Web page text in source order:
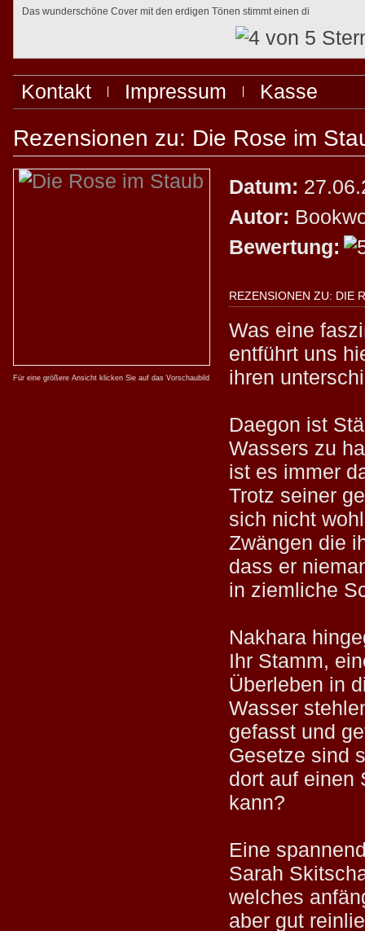
Das wunderschöne Cover mit den erdigen Tönen stimmt einen di
Kontakt Impressum Kasse
Rezensionen zu: Die Rose im
Für eine größere Ansicht klicken Sie auf das Vorschaubild
Datum:
Autor:
Bewertung:
REZENSIONEN ZU: DIE
Was eine
entführt uns
ihren
Daegon ist
Wassers zu
ist es immer
Trotz seiner
sich nicht
Zwängen die
dass er
in ziemliche
Nakhara
Ihr Stamm,
Überleben in
Wasser
gefasst und
Gesetze sind
dort auf einen
kann?
Eine
Sarah
welches
aber gut